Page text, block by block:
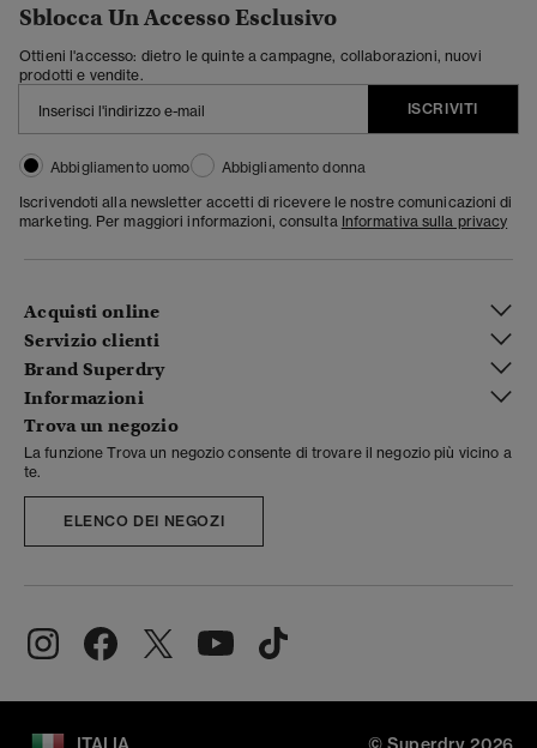
Sblocca Un Accesso Esclusivo
Ottieni l'accesso: dietro le quinte a campagne, collaborazioni, nuovi
prodotti e vendite.
ISCRIVITI
Abbigliamento uomo
Abbigliamento donna
Iscrivendoti alla newsletter accetti di ricevere le nostre comunicazioni di
marketing. Per maggiori informazioni, consulta Informativa sulla privacy
Acquisti online
Servizio clienti
Brand Superdry
Informazioni
Trova un negozio
La funzione Trova un negozio consente di trovare il negozio più vicino a
te.
ELENCO DEI NEGOZI